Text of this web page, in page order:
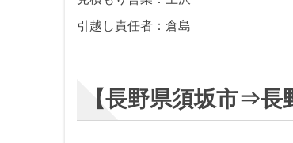
引越し責任者：倉島
【長野県須坂市⇒